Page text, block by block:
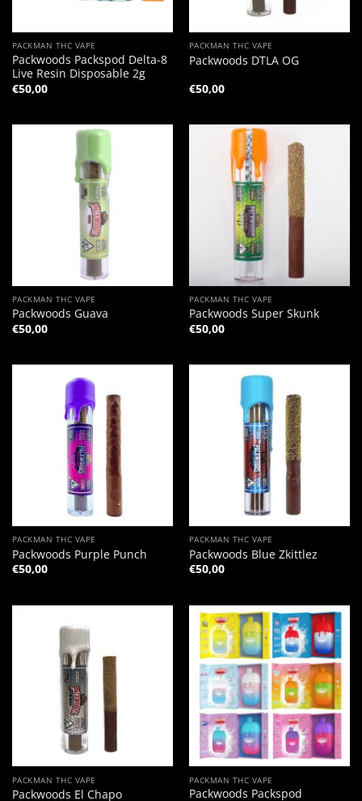
PACKMAN THC VAPE
Packwoods Packspod Delta-8
Live Resin Disposable 2g
€50,00
PACKMAN THC VAPE
Packwoods DTLA OG
€50,00
PACKMAN THC VAPE
Packwoods Guava
€50,00
PACKMAN THC VAPE
Packwoods Super Skunk
€50,00
PACKMAN THC VAPE
Packwoods Purple Punch
€50,00
PACKMAN THC VAPE
Packwoods Blue Zkittlez
€50,00
PACKMAN THC VAPE
Packwoods El Chapo
PACKMAN THC VAPE
Packwoods Packspod